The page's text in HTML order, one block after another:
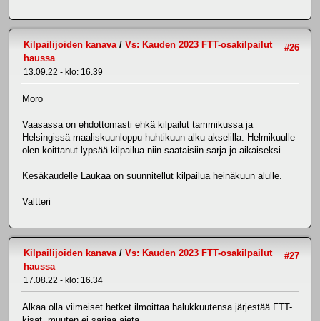
#26
Kilpailijoiden kanava/ Vs: Kauden 2023 FTT-osakilpailut
haussa
13.09.22 - klo: 16.39
Moro
Vaasassa on ehdottomasti ehkä kilpailut tammikussa ja
Helsingissä maaliskuunloppu-huhtikuun alku akselilla. Helmikuulle
olen koittanut lypsää kilpailua niin saataisiin sarja jo aikaiseksi.
Kesäkaudelle Laukaa on suunnitellut kilpailua heinäkuun alulle.
Valtteri
#27
Kilpailijoiden kanava / Vs: Kauden 2023 FTT-osakilpailut
haussa
17.08.22 - klo: 16.34
Alkaa olla viimeiset hetket ilmoittaa halukkuutensa järjestää FTT-